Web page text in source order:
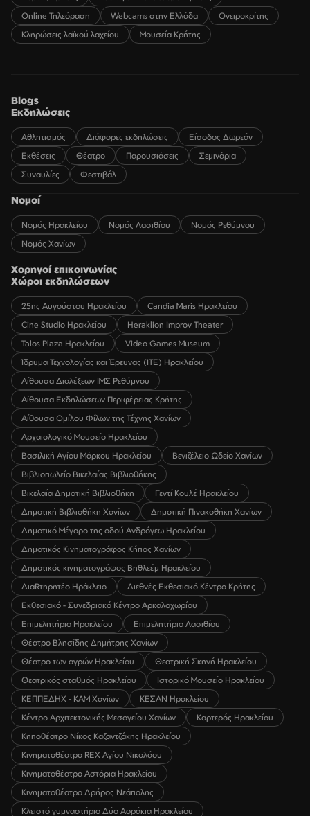
Online Τηλεόραση
Webcams στην Ελλάδα
Ονειροκρίτης
Κληρώσεις λαϊκού λαχείου
Μουσεία Κρήτης
Blogs
Εκδηλώσεις
Αθλητισμός Διάφορες εκδηλώσεις
Είσοδος Δωρεάν
Εκθέσεις
Θέατρο Παρουσιάσεις
Σεμινάρια
Συναυλίες
Φεστιβάλ
Νομοί
Νομός Ηρακλείου Νομός Λασιθίου
Νομός Ρεθύμνου
Νομός Χανίων
Χορηγοί επικοινωνίας
Χώροι εκδηλώσεων
25ης Αυγούστου Ηρακλείου
Candia Maris Ηρακλείου
Cine Studio Ηρακλείου
Heraklion Improv Theater
Talos Plaza Ηρακλείου
Video Games Museum
Ίδρυμα Τεχνολογίας και Έρευνας (ΙΤΕ) Ηρακλείου
Αίθουσα Διαλέξεων ΙΜΣ Ρεθύμνου
Αίθουσα Εκδηλώσεων Περιφέρειας Κρήτης
Αίθουσα Ομίλου Φίλων της Τέχνης Χανίων
Αρχαιολογικό Μουσείο Ηρακλείου
Βασιλική Αγίου Μάρκου Ηρακλείου
Βενιζέλειο Ωδείο Χανίων
Βιβλιοπωλείο Βικελαίας Βιβλιοθήκης
Βικελαία Δημοτική Βιβλιοθήκη
Γεντί Κουλέ Ηρακλείου
Δημοτική Βιβλιοθήκη Χανίων
Δημοτική Πινακοθήκη Χανίων
Δημοτικό Μέγαρο της οδού Ανδρόγεω Ηρακλείου
Δημοτικός Κινηματογράφος Κήπος Χανίων
Δημοτικός κινηματογράφος Βηθλεέμ Ηρακλείου
ΔιαRτηρητέο Ηράκλειο
Διεθνές Εκθεσιακό Κέντρο Κρήτης
Εκθεσιακό - Συνεδριακό Κέντρο Αρκαλοχωρίου
Επιμελητήριο Ηρακλείου
Επιμελητήριο Λασιθίου
Θέατρο Βλησίδης Δημήτρης Χανίων
Θέατρο των αγρών Ηρακλείου
Θεατρική Σκηνή Ηρακλείου
Θεατρικός σταθμός Ηρακλείου
Ιστορικό Μουσείο Ηρακλείου
ΚΕΠΠΕΔΗΧ - ΚΑΜ Χανίων
ΚΕΣΑΝ Ηρακλείου
Κέντρο Αρχιτεκτονικής Μεσογείου Χανίων
Καρτερός Ηρακλείου
Κηποθέατρο Νίκος Καζαντζάκης Ηρακλείου
Κινηματοθέατρο REX Αγίου Νικολάου
Κινηματοθέατρο Αστόρια Ηρακλείου
Κινηματοθέατρο Δρήρος Νεάπολης
Κλειστό γυμναστήριο Δύο Αοράκια Ηρακλείου